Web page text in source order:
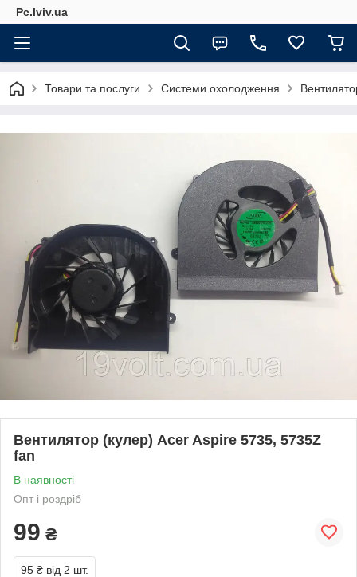
Pc.lviv.ua
Товари та послуги Системи охолодження
Вентилятор (кулер) Acer Aspire 5735, 5735Z
fan
В наявності
Опт і роздріб
99 ₴
95 ₴ від 2 шт.